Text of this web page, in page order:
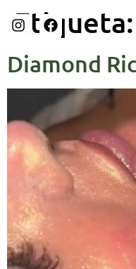
Etiqueta:
Diamond